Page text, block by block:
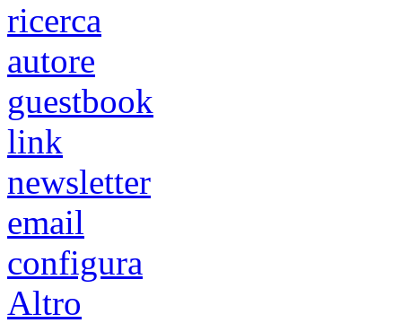
ricerca
autore
guestbook
link
newsletter
email
configura
Altro